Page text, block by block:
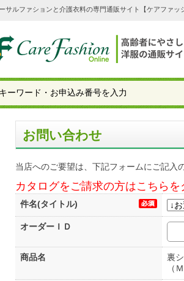
サルファションと介護衣料の専門通販サイト【ケアファッ
お問い合わせ
当店へのご要望は、下記フォームにご記入
カタログをご請求の方はこちらを
件名(タイトル)
オーダーＩＤ
商品名
裏
（